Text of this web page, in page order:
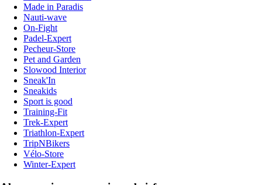
Made in Paradis
Nauti-wave
On-Fight
Padel-Expert
Pecheur-Store
Pet and Garden
Slowood Interior
Sneak'In
Sneakids
Sport is good
Training-Fit
Trek-Expert
Triathlon-Expert
TripNBikers
Vélo-Store
Winter-Expert